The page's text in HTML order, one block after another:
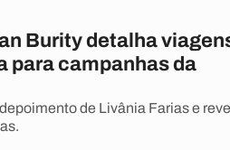
Burity detalha
para campanhas da
de Livânia Farias e